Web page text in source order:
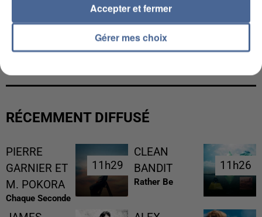
L’UN DES FONDATEURS SUPPOSÉS DE LA DZ
MAFIA INTERPELLÉ EN ALGÉRIE
RÉCEMMENT DIFFUSÉ
PIERRE
GARNIER ET
M. POKORA
Chaque Seconde
11h29
11h29
CLEAN
BANDIT
Rather Be
11h26
11h26
Gérer mes choix
Accepter et fermer